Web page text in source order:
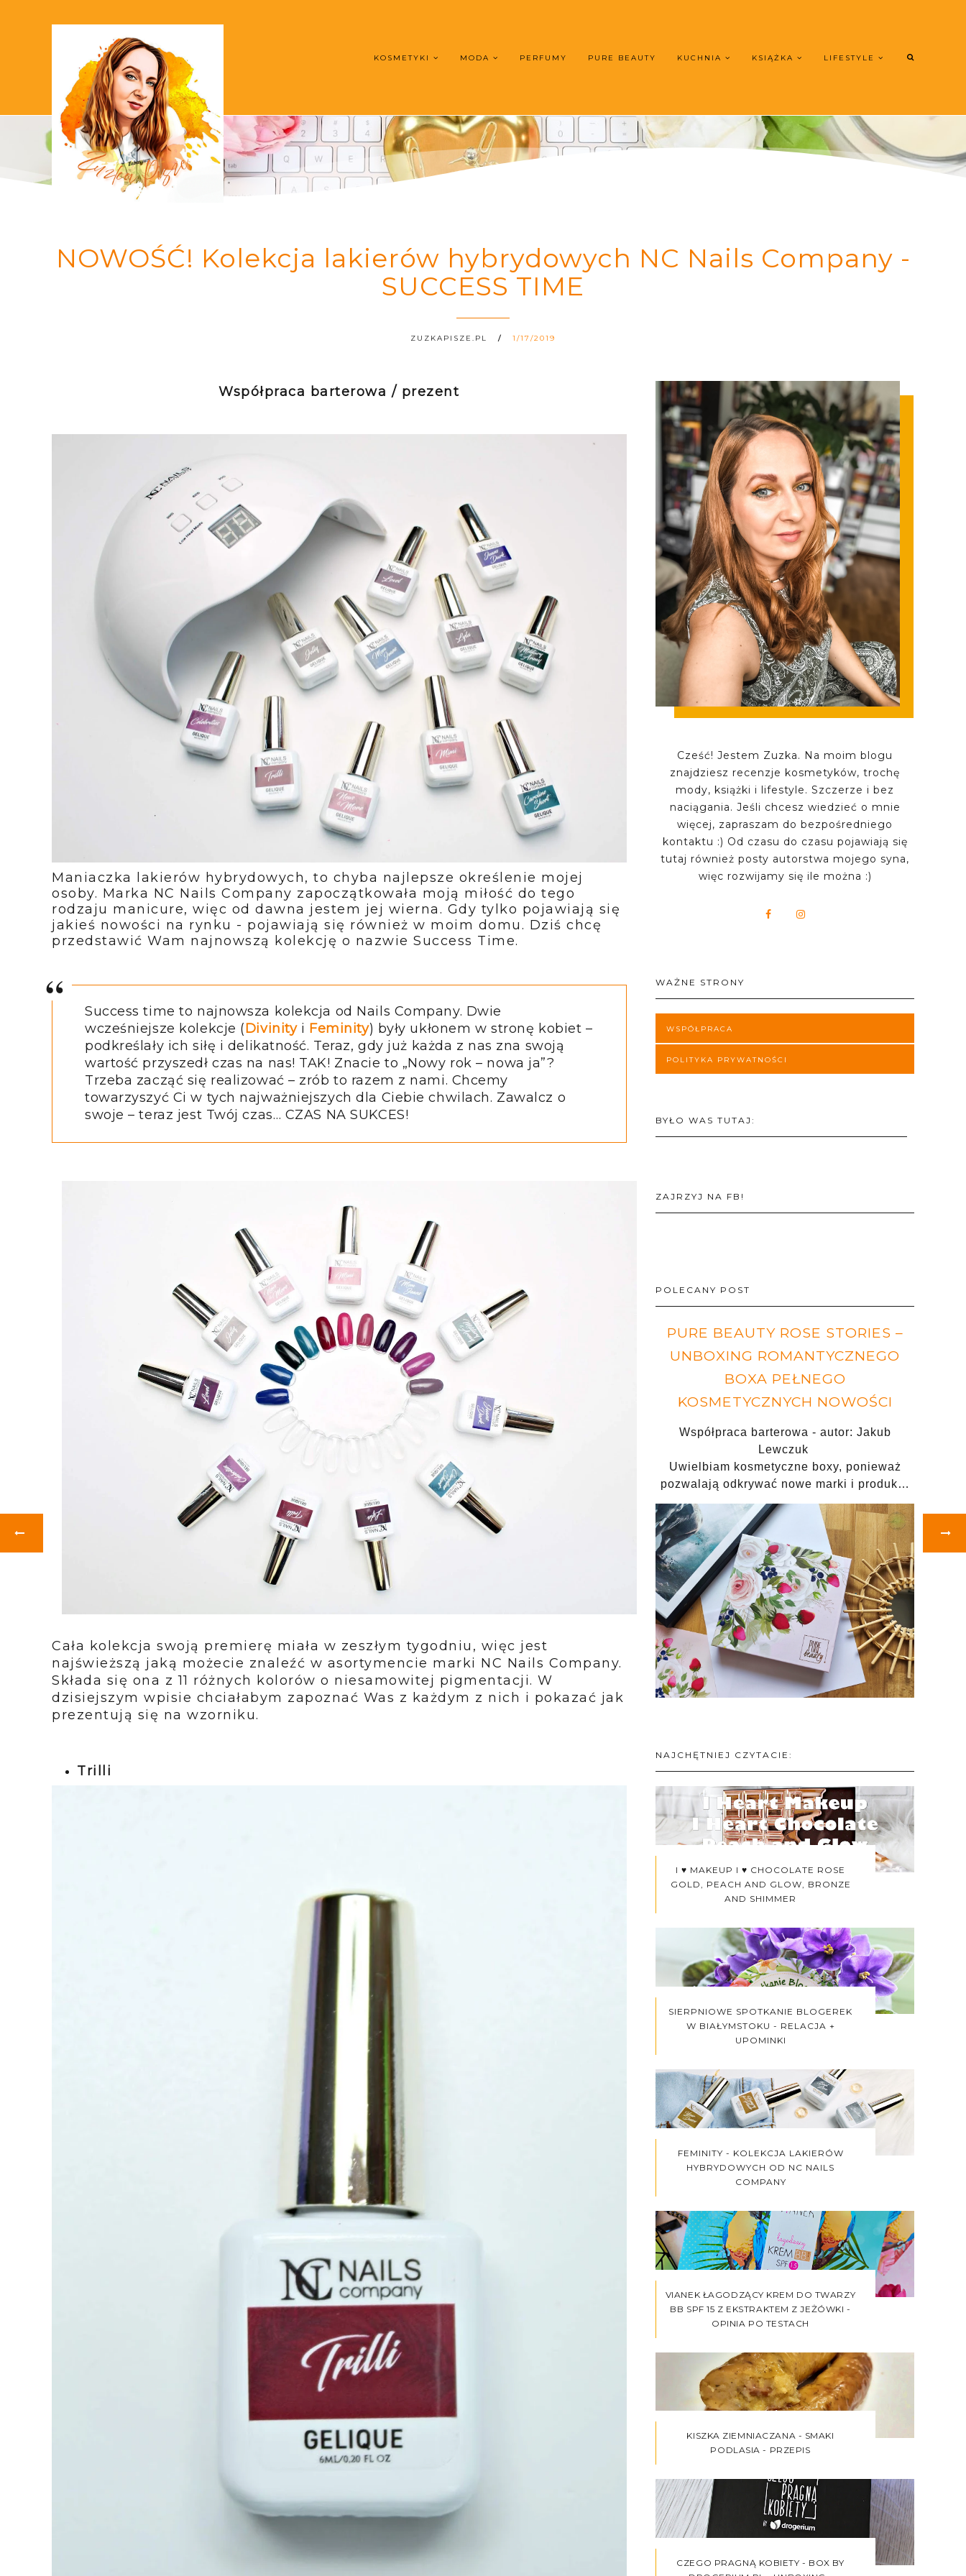
KOSMETYKI MODA PERFUMY PURE BEAUTY KUCHNIA KSIĄŻKA LIFESTYLE
NOWOŚĆ! Kolekcja lakierów hybrydowych NC Nails Company -
SUCCESS TIME
ZUZKAPISZE.PL 1/17/2019
Współpraca barterowa / prezent
Maniaczka lakierów hybrydowych, to chyba najlepsze określenie mojej
osoby. Marka NC Nails Company zapoczątkowała moją miłość do tego
rodzaju manicure, więc od dawna jestem jej wierna. Gdy tylko pojawiają się
jakieś nowości na rynku - pojawiają się również w moim domu. Dziś chcę
przedstawić Wam najnowszą kolekcję o nazwie Success Time.
Success time to najnowsza kolekcja od Nails Company. Dwie
wcześniejsze kolekcje (Divinityi Feminity) były ukłonem w stronę kobiet –
podkreślały ich siłę i delikatność. Teraz, gdy już każda z nas zna swoją
wartość przyszedł czas na nas! TAK! Znacie to „Nowy rok – nowa ja”?
Trzeba zacząć się realizować – zrób to razem z nami. Chcemy
towarzyszyć Ci w tych najważniejszych dla Ciebie chwilach. Zawalcz o
swoje – teraz jest Twój czas… CZAS NA SUKCES!
Cała kolekcja swoją premierę miała w zeszłym tygodniu, więc jest
najświeższą jaką możecie znaleźć w asortymencie marki NC Nails Company.
Składa się ona z 11 różnych kolorów o niesamowitej pigmentacji. W
dzisiejszym wpisie chciałabym zapoznać Was z każdym z nich i pokazać jak
prezentują się na wzorniku.
Trilli
Cześć! Jestem Zuzka. Na moim blogu
znajdziesz recenzje kosmetyków, trochę
mody, książki i lifestyle. Szczerze i bez
naciągania. Jeśli chcesz wiedzieć o mnie
więcej, zapraszam do bezpośredniego
kontaktu :) Od czasu do czasu pojawiają się
tutaj również posty autorstwa mojego syna,
więc rozwijamy się ile można :)
WAŻNE STRONY
WSPÓŁPRACA
POLITYKA PRYWATNOŚCI
BYŁO WAS TUTAJ:
ZAJRZYJ NA FB!
POLECANY POST
PURE BEAUTY ROSE STORIES –
UNBOXING ROMANTYCZNEGO
BOXA PEŁNEGO
KOSMETYCZNYCH NOWOŚCI
Współpraca barterowa - autor: Jakub
Lewczuk
Uwielbiam kosmetyczne boxy, ponieważ
pozwalają odkrywać nowe marki i produk…
NAJCHĘTNIEJ CZYTACIE:
I ♥ MAKEUP I ♥ CHOCOLATE ROSE
GOLD, PEACH AND GLOW, BRONZE
AND SHIMMER
SIERPNIOWE SPOTKANIE BLOGEREK
W BIAŁYMSTOKU - RELACJA +
UPOMINKI
FEMINITY - KOLEKCJA LAKIERÓW
HYBRYDOWYCH OD NC NAILS
COMPANY
VIANEK ŁAGODZĄCY KREM DO TWARZY
BB SPF 15 Z EKSTRAKTEM Z JEŻÓWKI -
OPINIA PO TESTACH
KISZKA ZIEMNIACZANA - SMAKI
PODLASIA - PRZEPIS
CZEGO PRAGNĄ KOBIETY - BOX BY